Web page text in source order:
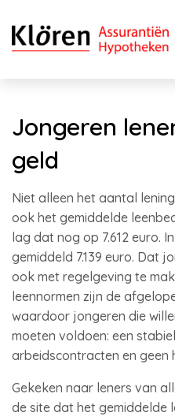
Jongeren
geld
Niet alleen het aantal
ook het gemiddelde
lag dat nog op 7.612 euro.
gemiddeld 7.139 euro. Dat
ook met regelgeving te
leennormen zijn de
waardoor jongeren die
moeten voldoen: een
arbeidscontracten en geen
Gekeken naar leners van
de site dat het gemiddelde